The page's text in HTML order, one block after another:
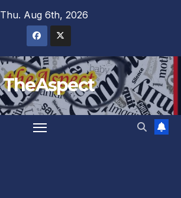
Thu. Aug 6th, 2026
TheAspect